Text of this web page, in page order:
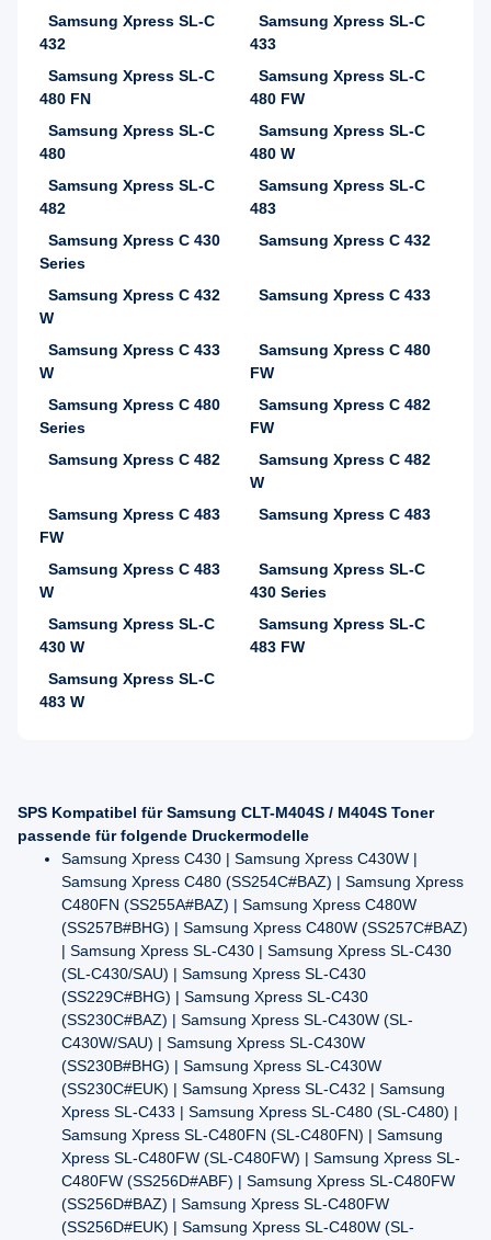
Samsung Xpress SL-C
432
Samsung Xpress SL-C
433
Samsung Xpress SL-C
480 FN
Samsung Xpress SL-C
480 FW
Samsung Xpress SL-C
480
Samsung Xpress SL-C
480 W
Samsung Xpress SL-C
482
Samsung Xpress SL-C
483
Samsung Xpress C 430
Series
Samsung Xpress C 432
Samsung Xpress C 432
W
Samsung Xpress C 433
Samsung Xpress C 433
W
Samsung Xpress C 480
FW
Samsung Xpress C 480
Series
Samsung Xpress C 482
FW
Samsung Xpress C 482
Samsung Xpress C 482
W
Samsung Xpress C 483
FW
Samsung Xpress C 483
Samsung Xpress C 483
W
Samsung Xpress SL-C
430 Series
Samsung Xpress SL-C
430 W
Samsung Xpress SL-C
483 FW
Samsung Xpress SL-C
483 W
SPS Kompatibel für Samsung CLT-M404S / M404S Toner
passende für folgende Druckermodelle
Samsung Xpress C430 | Samsung Xpress C430W |
Samsung Xpress C480 (SS254C#BAZ) | Samsung Xpress
C480FN (SS255A#BAZ) | Samsung Xpress C480W
(SS257B#BHG) | Samsung Xpress C480W (SS257C#BAZ)
| Samsung Xpress SL-C430 | Samsung Xpress SL-C430
(SL-C430/SAU) | Samsung Xpress SL-C430
(SS229C#BHG) | Samsung Xpress SL-C430
(SS230C#BAZ) | Samsung Xpress SL-C430W (SL-
C430W/SAU) | Samsung Xpress SL-C430W
(SS230B#BHG) | Samsung Xpress SL-C430W
(SS230C#EUK) | Samsung Xpress SL-C432 | Samsung
Xpress SL-C433 | Samsung Xpress SL-C480 (SL-C480) |
Samsung Xpress SL-C480FN (SL-C480FN) | Samsung
Xpress SL-C480FW (SL-C480FW) | Samsung Xpress SL-
C480FW (SS256D#ABF) | Samsung Xpress SL-C480FW
(SS256D#BAZ) | Samsung Xpress SL-C480FW
(SS256D#EUK) | Samsung Xpress SL-C480W (SL-